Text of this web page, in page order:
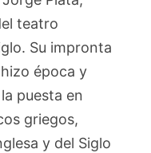
teatro
Su impronta
época y
puesta en
griegos,
y del Siglo